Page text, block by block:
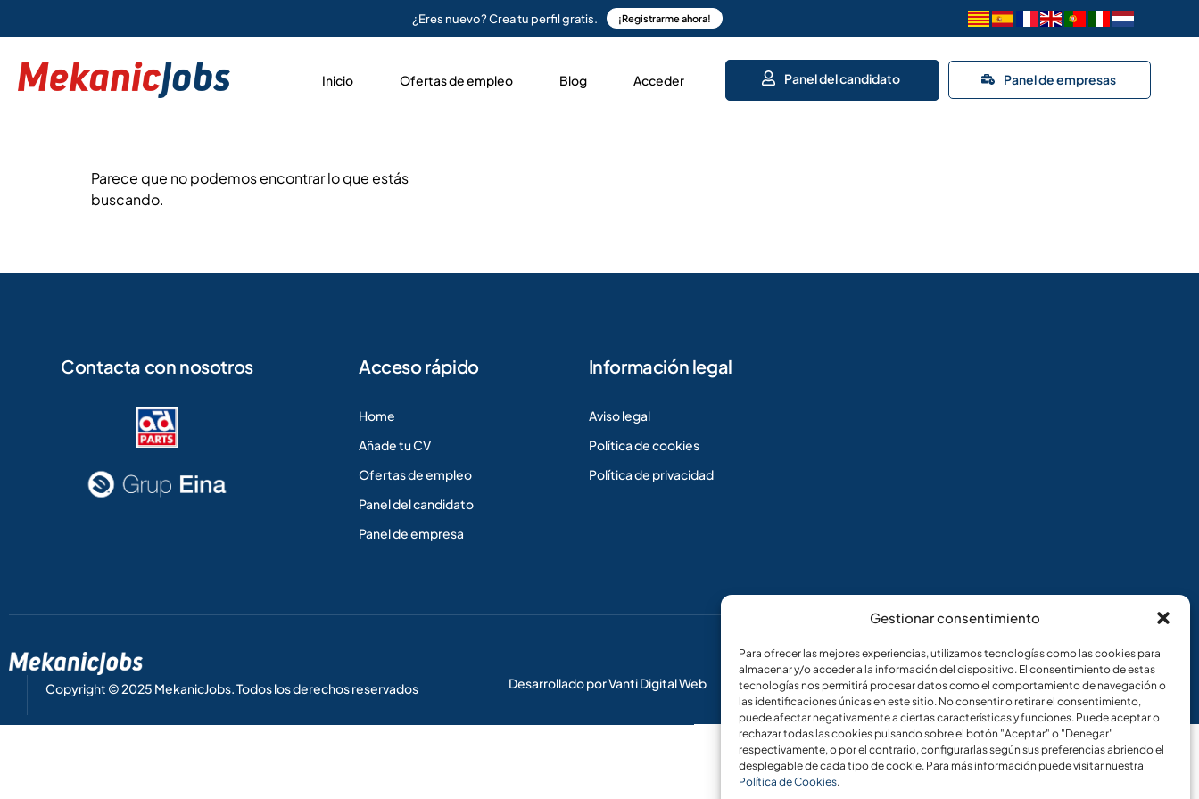
Gestionar consentimiento
Para ofrecer las mejores experiencias, utilizamos tecnologías como las cookies para
almacenar y/o acceder a la información del dispositivo. El consentimiento de estas
tecnologías nos permitirá procesar datos como el comportamiento de navegación o
las identificaciones únicas en este sitio. No consentir o retirar el consentimiento,
puede afectar negativamente a ciertas características y funciones. Puede aceptar o
rechazar todas las cookies pulsando sobre el botón "Aceptar" o "Denegar"
respectivamente, o por el contrario, configurarlas según sus preferencias abriendo el
desplegable de cada tipo de cookie. Para más información puede visitar nuestra
Política de Cookies.
¡Registrarme ahora!
¿Eres nuevo? Crea tu perfil gratis.
Inicio Ofertas de empleo Blog Acceder Panel del candidato Panel de empresas
Parece que no podemos encontrar lo que estás
buscando.
Contacta con nosotros Acceso rápido
Home
Añade tu CV
Ofertas de empleo
Panel del candidato
Panel de empresa
Información legal
Aviso legal
Política de cookies
Política de privacidad
Copyright © 2025 MekanicJobs. Todos los derechos reservados Desarrollado por Vanti Digital Web